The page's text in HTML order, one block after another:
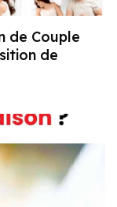
de Couple
de